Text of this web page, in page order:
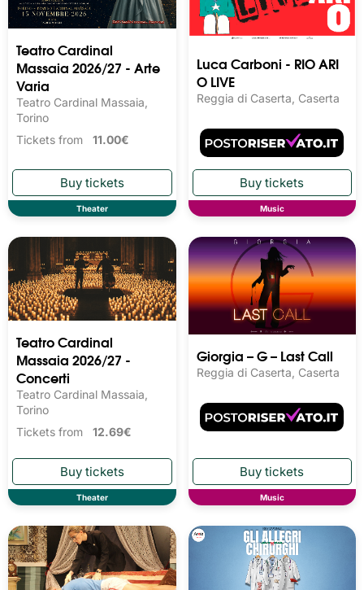
Teatro Cardinal
Massaia 2026/27 - Arte
Varia
Teatro Cardinal Massaia,
Torino
Tickets from 11.00€
Theater
Luca Carboni - RIO ARI
O LIVE
Reggia di Caserta, Caserta
Music
Teatro Cardinal
Massaia 2026/27 -
Concerti
Teatro Cardinal Massaia,
Torino
Tickets from 12.69€
Theater
Giorgia – G – Last Call
Reggia di Caserta, Caserta
Music